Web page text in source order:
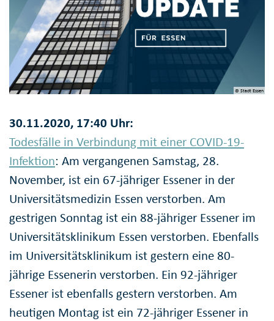
© Stadt Essen
30.11.2020, 17:40 Uhr:
Todesfälle in Verbindung mit einer COVID-19-
Infektion: Am vergangenen Samstag, 28.
November, ist ein 67-jähriger Essener in der
Universitätsmedizin Essen verstorben. Am
gestrigen Sonntag ist ein 88-jähriger Essener im
Universitätsklinikum Essen verstorben. Ebenfalls
im Universitätsklinikum ist gestern eine 80-
jährige Essenerin verstorben. Ein 92-jähriger
Essener ist ebenfalls gestern verstorben. Am
heutigen Montag ist ein 72-jähriger Essener in